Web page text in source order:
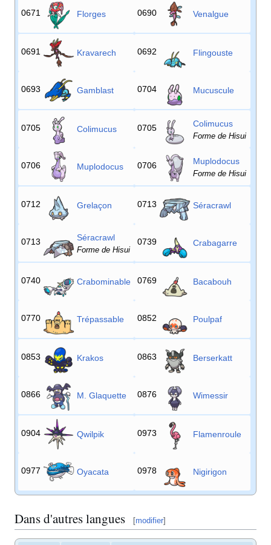
0671 Florges 0690 Venalgue
0691 Kravarech 0692 Flingouste
0693 Gamblast 0704 Mucuscule
0705 Colimucus 0705 Colimucus
Forme de Hisui
0706 Muplodocus 0706 Muplodocus
Forme de Hisui
0712 Grelaçon 0713 Séracrawl
0713 Séracrawl
Forme de Hisui
0739 Crabagarre
0740 Crabominable 0769 Bacabouh
0770 Trépassable 0852 Poulpaf
0853 Krakos 0863 Berserkatt
0866 M. Glaquette 0876 Wimessir
0904 Qwilpik 0973 Flamenroule
0977 Oyacata 0978 Nigirigon
Dans d'autres langues [modifier]